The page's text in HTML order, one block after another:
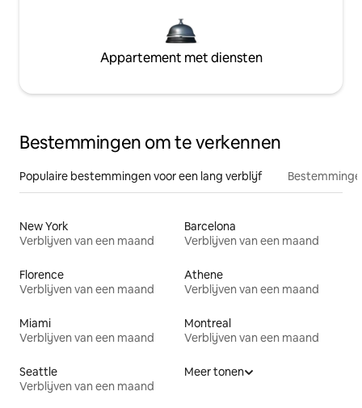
Appartement met diensten
Bestemmingen om te verkennen
Populaire bestemmingen voor een lang verblijf
New York
Verblijven van een maand
Barcelona
Verblijven van een maand
Florence
Verblijven van een maand
Athene
Verblijven van een maand
Miami
Verblijven van een maand
Montreal
Verblijven van een maand
Seattle
Verblijven van een maand
Meer tonen